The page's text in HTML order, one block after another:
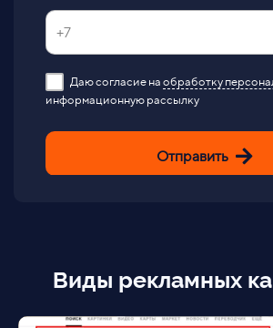
Даю согласие на обработку
информационную рассылку
Отправить
Виды рекламных